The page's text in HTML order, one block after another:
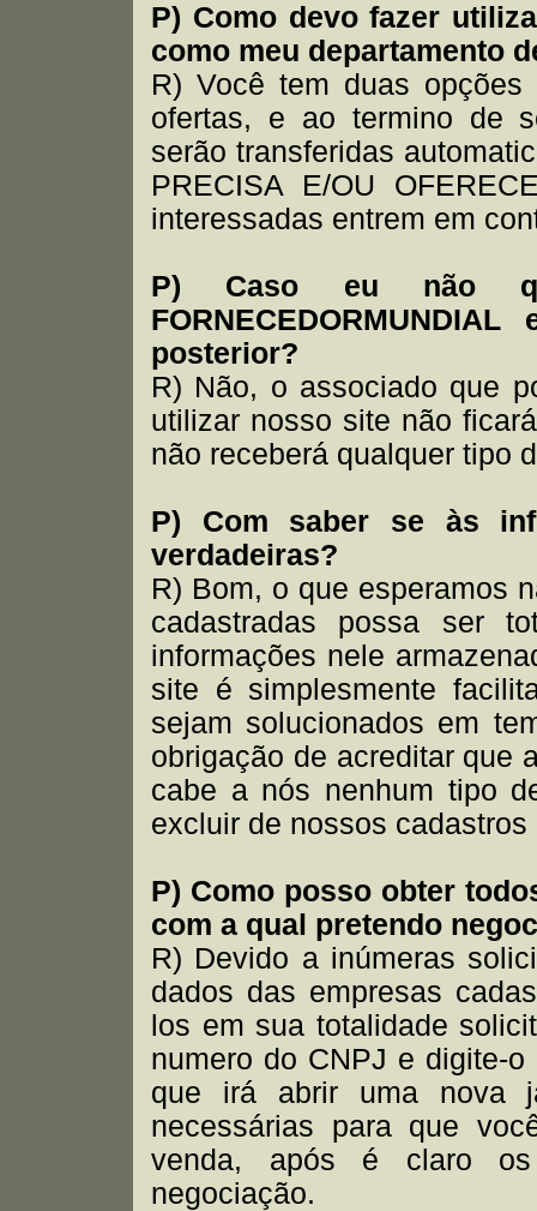
P) Como devo fazer
como meu departamento
R) Você tem duas
ofertas, e ao termino de
serão transferidas
PRECISA E/OU
interessadas entrem em
P) Caso eu não
posterior?
R) Não, o associado que
utilizar nosso site não
não receberá qualquer tipo
P) Com saber se às
verdadeiras?
R) Bom, o que esperamos
cadastradas possa ser
informações nele
site é simplesmente
sejam solucionados em
obrigação de acreditar que
cabe a nós nenhum tipo
excluir de nossos
P) Como posso obter
com a qual pretendo
R) Devido a inúmeras
dados das empresas
los em sua totalidade
numero do CNPJ e digite-o
que irá abrir uma nova
necessárias para que
venda, após é claro os
negociação.